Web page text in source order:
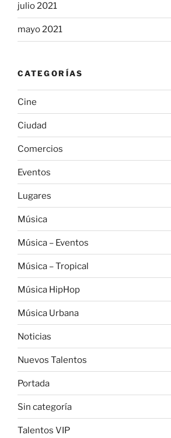
julio 2021
mayo 2021
CATEGORÍAS
Cine
Ciudad
Comercios
Eventos
Lugares
Música
Música – Eventos
Música – Tropical
Música HipHop
Música Urbana
Noticias
Nuevos Talentos
Portada
Sin categoría
Talentos VIP